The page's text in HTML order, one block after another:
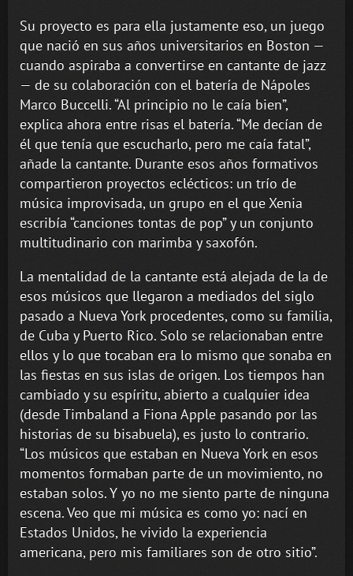
Su proyecto es para ella justamente eso, un juego
que nació en sus años universitarios en Boston —
cuando aspiraba a convertirse en cantante de jazz
— de su colaboración con el batería de Nápoles
Marco Buccelli. “Al principio no le caía bien”,
explica ahora entre risas el batería. “Me decían de
él que tenía que escucharlo, pero me caía fatal”,
añade la cantante. Durante esos años formativos
compartieron proyectos eclécticos: un trío de
música improvisada, un grupo en el que Xenia
escribía “canciones tontas de pop” y un conjunto
multitudinario con marimba y saxofón.
La mentalidad de la cantante está alejada de la de
esos músicos que llegaron a mediados del siglo
pasado a Nueva York procedentes, como su familia,
de Cuba y Puerto Rico. Solo se relacionaban entre
ellos y lo que tocaban era lo mismo que sonaba en
las fiestas en sus islas de origen. Los tiempos han
cambiado y su espíritu, abierto a cualquier idea
(desde Timbaland a Fiona Apple pasando por las
historias de su bisabuela), es justo lo contrario.
“Los músicos que estaban en Nueva York en esos
momentos formaban parte de un movimiento, no
estaban solos. Y yo no me siento parte de ninguna
escena. Veo que mi música es como yo: nací en
Estados Unidos, he vivido la experiencia
americana, pero mis familiares son de otro sitio”.